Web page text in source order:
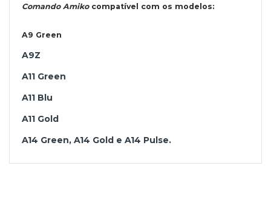
Comando Amikocompatível com os modelos:
A9 Green
A9Z
A11 Green
A11 Blu
A11 Gold
A14 Green, A14 Gold e A14 Pulse.